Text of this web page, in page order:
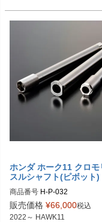
ホンダ ホーク11 クロモ
スルシャフト(ピボット
商品番号 H-P-032
販売価格 ¥66,000税込
2022～ HAWK11